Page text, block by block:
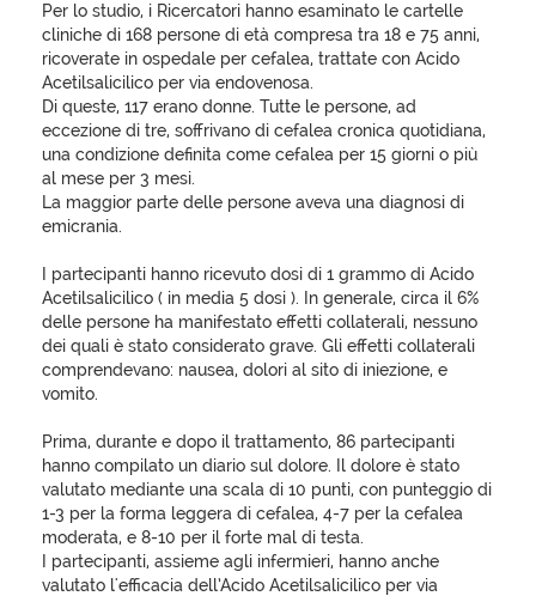
Per lo studio, i Ricercatori hanno esaminato le cartelle
cliniche di 168 persone di età compresa tra 18 e 75 anni,
ricoverate in ospedale per cefalea, trattate con Acido
Acetilsalicilico per via endovenosa.
Di queste, 117 erano donne. Tutte le persone, ad
eccezione di tre, soffrivano di cefalea cronica quotidiana,
una condizione definita come cefalea per 15 giorni o più
al mese per 3 mesi.
La maggior parte delle persone aveva una diagnosi di
emicrania.
I partecipanti hanno ricevuto dosi di 1 grammo di Acido
Acetilsalicilico ( in media 5 dosi ). In generale, circa il 6%
delle persone ha manifestato effetti collaterali, nessuno
dei quali è stato considerato grave. Gli effetti collaterali
comprendevano: nausea, dolori al sito di iniezione, e
vomito.
Prima, durante e dopo il trattamento, 86 partecipanti
hanno compilato un diario sul dolore. Il dolore è stato
valutato mediante una scala di 10 punti, con punteggio di
1-3 per la forma leggera di cefalea, 4-7 per la cefalea
moderata, e 8-10 per il forte mal di testa.
I partecipanti, assieme agli infermieri, hanno anche
valutato l'efficacia dell’Acido Acetilsalicilico per via